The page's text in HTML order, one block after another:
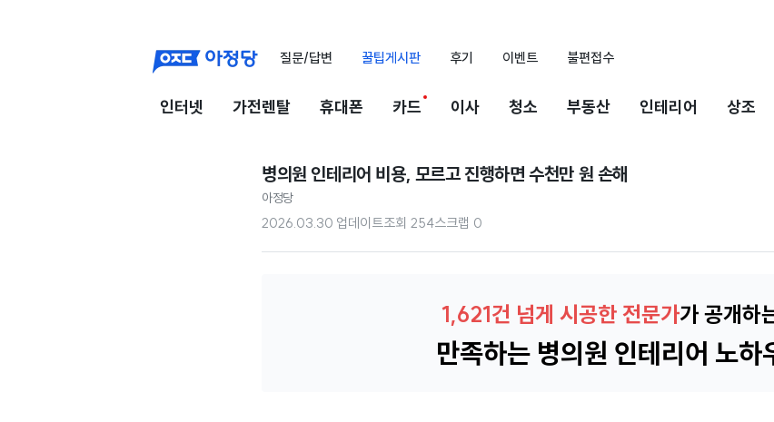
질문/답변 꿀팁게시판 후기 이벤트 불편접수
인터넷 가전렌탈 휴대폰 카드 이사 청소 부동산 인테리어 상조
병의원 인테리어 비용, 모르고 진행하면 수천만 원 손해
아정당
2026.03.30 업데이트조회 254스크랩 0
1,621건 넘게 시공한 전문가가 공개하
만족하는 병의원 인테리어 노하